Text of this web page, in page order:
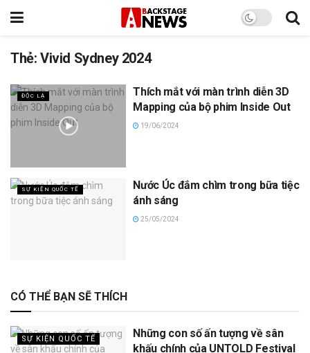
Thẻ:Vivid Sydney 2024
ĐỘC LẠ
Thích mắt với màn trình diễn 3D
Mapping của bộ phim Inside Out
19/06/2024
SỰ KIỆN QUỐC TẾ
Nước Úc đắm chìm trong bữa tiệc
ánh sáng
25/05/2024
CÓ THỂ BẠN SẼ THÍCH
SỰ KIỆN QUỐC TẾ
Những con số ấn tượng về sân
khấu chính của UNTOLD Festival